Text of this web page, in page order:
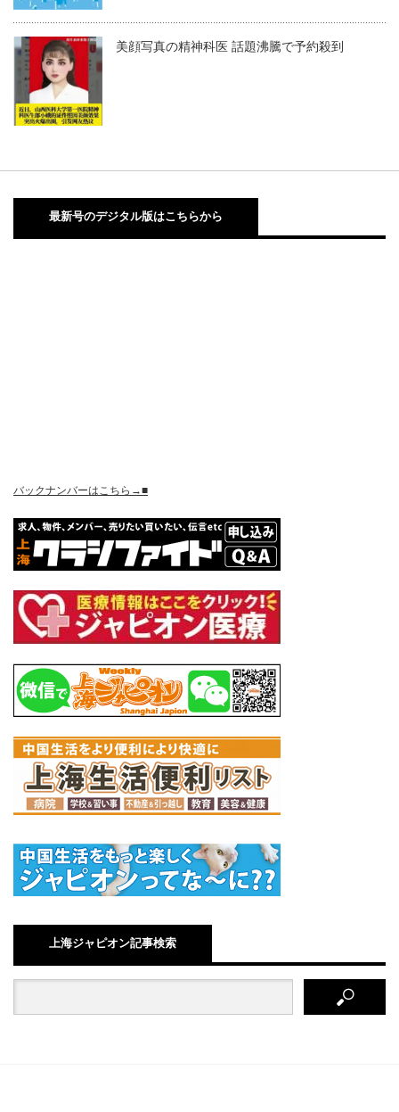
美顔写真の精神科医 話題沸騰で予約殺到
最新号のデジタル版はこちらから
バックナンバーはこちら→■
上海ジャピオン記事検索